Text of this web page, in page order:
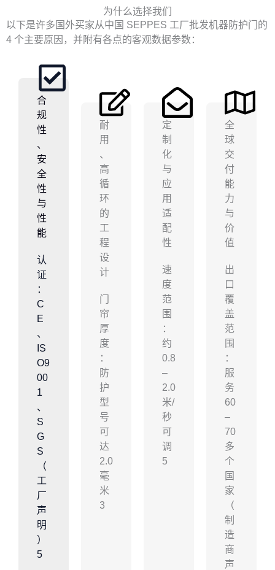
为什么选择我们
以下是许多国外买家从中国 SEPPES 工厂批发机器防护门的
4 个主要原因，并附有各点的客观数据参数：
合
规
性
、
安
全
性
与
性
能
认
证
：
C
E
、
IS
O9
00
1
、
S
G
S
（
工
厂
声
明
）
5
耐
用
、
高
循
环
的
工
程
设
计
门
帘
厚
度
：
防
护
型
号
可
达
2.0
毫
米
3
定
制
化
与
应
用
适
配
性
速
度
范
围
：
约
0.8
–
2.0
米/
秒
可
调
5
全
球
交
付
能
力
与
价
值
出
口
覆
盖
范
围
：
服
务
60
–
70
多
个
国
家
（
制
造
商
声